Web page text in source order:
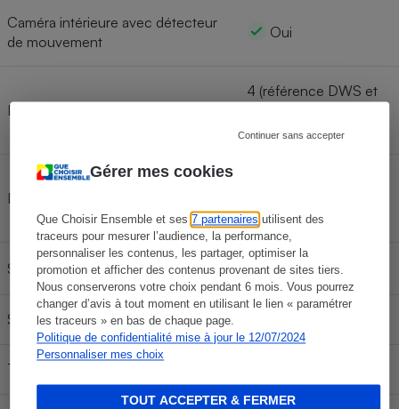
Gérer mes cookies
Que Choisir Ensemble et ses7 partenaires utilisent des
traceurs pour mesurer l’audience, la performance,
personnaliser les contenus, les partager, optimiser la
promotion et afficher des contenus provenant de sites tiers.
Nous conserverons votre choix pendant 6 mois. Vous pourrez
changer d’avis à tout moment en utilisant le lien « paramétrer
les traceurs » en bas de chaque page.
Politique de confidentialité mise à jour le 12/07/2024
Personnaliser mes choix
Continuer sans accepter
TOUT ACCEPTER & FERMER
Caméra intérieure avec détecteur
de mouvement
Oui
Détecteur ouverture porte/fenêtre
4 (référence DWS et
euros)
Détecteur(s) de mouvement
euros)
Sirène intérieure Oui
Sirène extérieure
Télécommande(s)